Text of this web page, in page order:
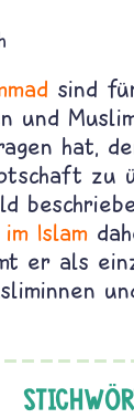
sind
und
hat,
zu
Islam
er als